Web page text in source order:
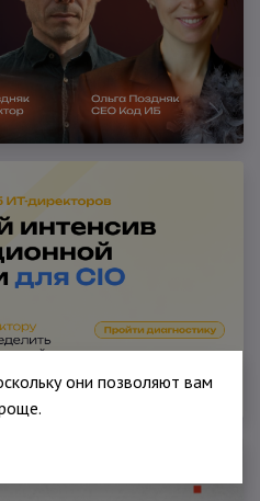
они позволяют вам